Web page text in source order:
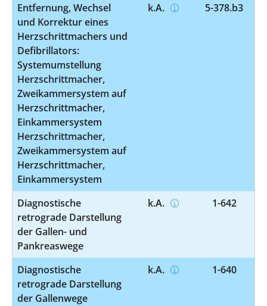
Entfernung, Wechsel
und Korrektur eines
Herzschrittmachers und
Defibrillators:
Systemumstellung
Herzschrittmacher,
Zweikammersystem auf
Herzschrittmacher,
Einkammersystem
Herzschrittmacher,
Zweikammersystem auf
Herzschrittmacher,
Einkammersystem
k.A. 5-378.b3
Diagnostische
retrograde Darstellung
der Gallen- und
Pankreaswege
k.A. 1-642
Diagnostische
retrograde Darstellung
der Gallenwege
k.A. 1-640